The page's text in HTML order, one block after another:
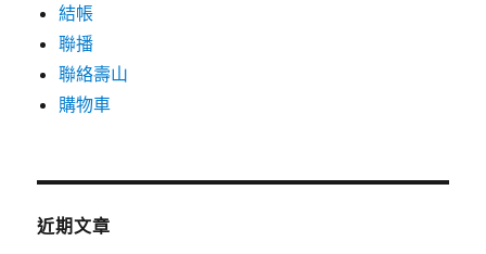
結帳
聯播
聯絡壽山
購物車
近期文章